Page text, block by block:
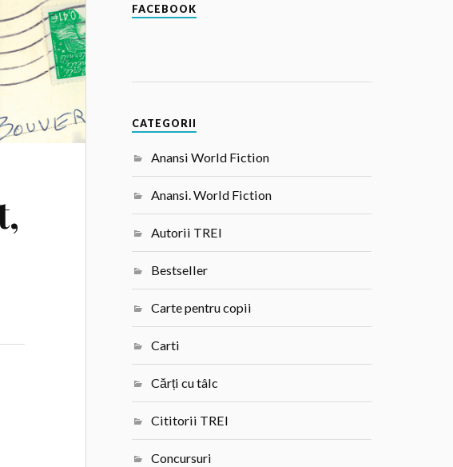
FACEBOOK
CATEGORII
Anansi World Fiction
Anansi. World Fiction
Autorii TREI
Bestseller
Carte pentru copii
Carti
Cărți cu tâlc
Cititorii TREI
Concursuri